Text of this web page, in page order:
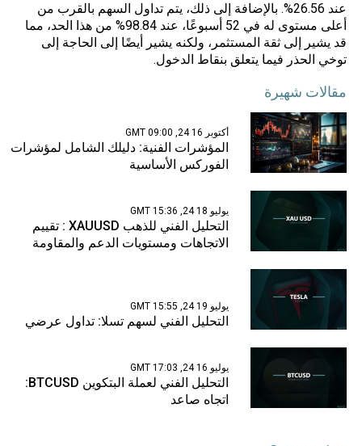
عند 26.56%. بالإضافة إلى ذلك، يتم تداول السهم بالقرب من
أعلى مستوى له في 52 أسبوعًا، عند 98.84% من هذا الحد، مما
قد يشير إلى ثقة المستثمر، ولكنه يشير أيضًا إلى الحاجة إلى
توخي الحذر فيما يتعلق بنقاط الدخول.
مقالات شهيرة
أكتوبر 16 24, 09:00 GMT
المؤشرات الفنية: دليلك الشامل لمؤشرات
الفوركس الأساسية
يوليو 18 24, 15:36 GMT
التحليل الفني للذهب XAUUSD : تقييم
الاتجاهات ومستويات الدعم والمقاومة
يوليو 19 24, 15:55 GMT
التحليل الفني لسهم تسلا: تداول عرضي
يوليو 16 24, 17:03 GMT
التحليل الفني لعملة البتكوين BTCUSD:
اتجاه صاعد